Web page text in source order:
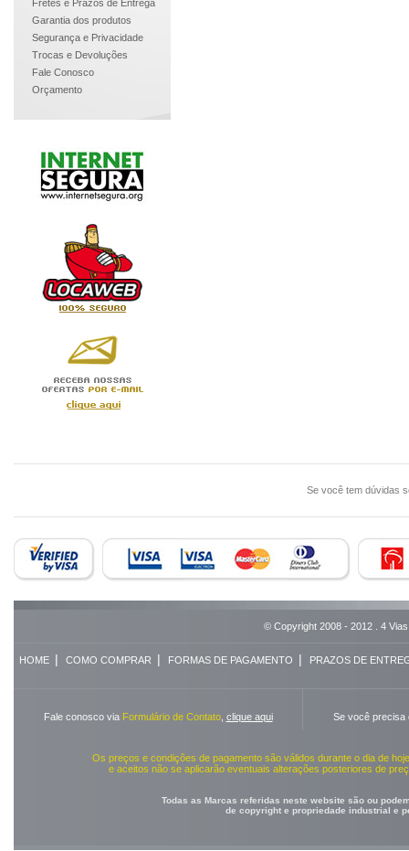
Fretes e Prazos de Entrega
Garantia dos produtos
Segurança e Privacidade
Trocas e Devoluções
Fale Conosco
Orçamento
Se você tem dúvidas
© Copyright 2008 - 2012 . 4
HOME| COMO COMPRAR | FORMAS DE PAGAMENTO | PRAZOS DE
Fale conosco via Formulário de Contato, clique aqui Se você precisa
Os preços e condições de pagamento são válidos durante o dia de
e aceitos não se aplicarão eventuais alterações posteriores de
Todas as Marcas referidas neste website são ou
de copyright e propriedade industrial e